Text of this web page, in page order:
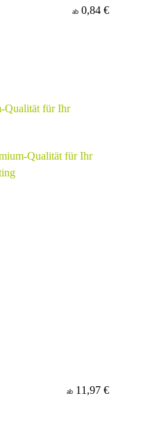
ab 0,84 €
Qualität für Ihr
ab 11,97 €